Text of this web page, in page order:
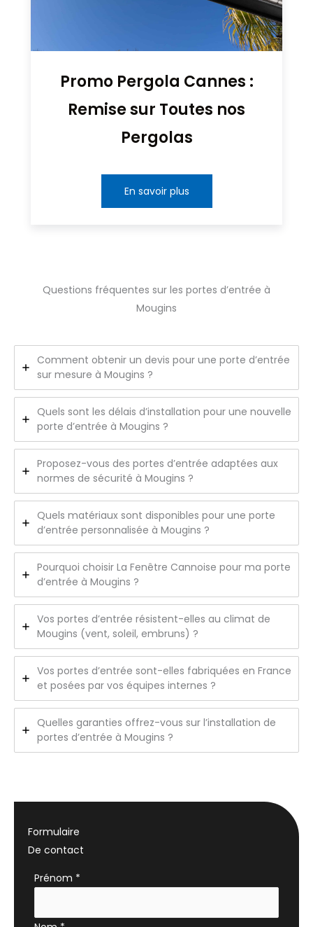
Promo Pergola Cannes :
Remise sur Toutes nos
Pergolas
En savoir plus
Questions fréquentes sur les portes d’entrée à
Mougins
Comment obtenir un devis pour une porte d’entrée
sur mesure à Mougins ?
Quels sont les délais d’installation pour une nouvelle
porte d’entrée à Mougins ?
Proposez-vous des portes d’entrée adaptées aux
normes de sécurité à Mougins ?
Quels matériaux sont disponibles pour une porte
d’entrée personnalisée à Mougins ?
Pourquoi choisir La Fenêtre Cannoise pour ma porte
d’entrée à Mougins ?
Vos portes d’entrée résistent-elles au climat de
Mougins (vent, soleil, embruns) ?
Vos portes d’entrée sont-elles fabriquées en France
et posées par vos équipes internes ?
Quelles garanties offrez-vous sur l’installation de
portes d’entrée à Mougins ?
Formulaire
De contact
Formulaire
avec
Prénom *